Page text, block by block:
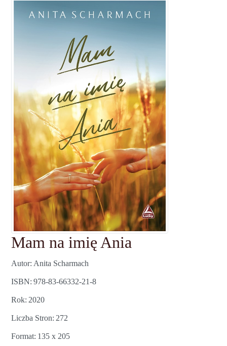
Mam na imię Ania
Autor Anita Scharmach
ISBN 978-83-66332-21-8
Rok 2020
Liczba Stron 272
Format 135 x 205